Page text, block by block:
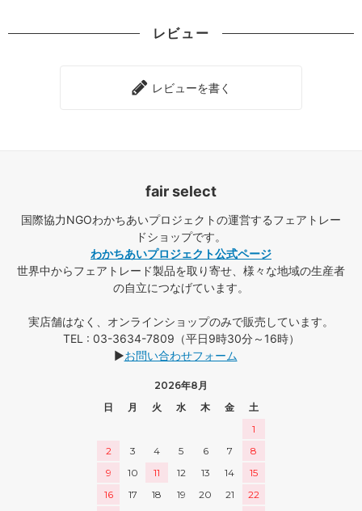
レビュー
レビューを書く
fair select
国際協力NGOわかちあいプロジェクトの運営するフェアトレー
ドショップです。
わかちあいプロジェクト公式ページ
世界中からフェアトレード製品を取り寄せ、様々な地域の生産者
の自立につなげています。
実店舗はなく、オンラインショップのみで販売しています。
TEL : 03-3634-7809（平日9時30分～16時）
▶お問い合わせフォーム
2026年8月
日
月 火 水 木 金
土
1
2
3 4 5 6 7
8
9
10 11 12 13 14
15
16
17 18 19 20 21
22